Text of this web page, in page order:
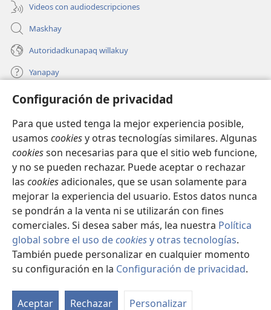
Configuración de privacidad
Para que usted tenga la mejor experiencia posible,
usamos cookiesy otras tecnologías similares. Algunas
cookiesson necesarias para que el sitio web funcione,
y no se pueden rechazar. Puede aceptar o rechazar
las cookiesadicionales, que se usan solamente para
mejorar la experiencia del usuario. Estos datos nunca
se pondrán a la venta ni se utilizarán con fines
comerciales. Si desea saber más, lea nuestra Política
global sobre el uso decookiesy otras tecnologías.
También puede personalizar en cualquier momento
su configuración en la Configuración de privacidad.
Aceptar Rechazar Personalizar
Videos con audiodescripciones
Maskhay
Autoridadkunapaq willakuy
Yanapay
Donacionta churanapaq
una
nueva
ventana)
INTERNETPI QELQANCHISKUNA Watchtower™
(abre
una
nueva
ventana)
JW Hub
(abre
una
nueva
ventana)
JW Library ®
Copyright© 2026 Watch Tower Bible and Tract Society of Pennsylvania.
IMATAN RUWAWAQ IMATAN MANA
|
DATOSKUNATA
WAQAYCHASQAYKUMANTA |CONFIGURACIÓN DE PRIVACIDAD